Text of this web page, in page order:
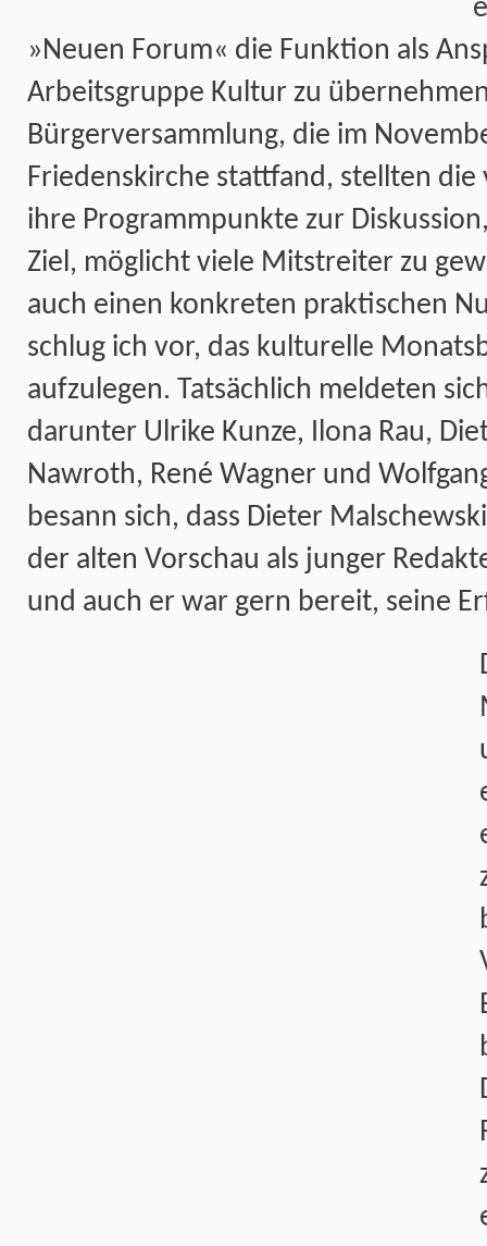
»Neuen Forum« die Funktion als
Arbeitsgruppe Kultur zu
Bürgerversammlung, die im
Friedenskirche stattfand, stellten
ihre Programmpunkte zur
Ziel, möglicht viele Mitstreiter zu
auch einen konkreten praktischen
schlug ich vor, das kulturelle
aufzulegen. Tatsächlich meldeten
darunter Ulrike Kunze, Ilona Rau,
Nawroth, René Wagner und
besann sich, dass Dieter
der alten Vorschau als junger
und auch er war gern bereit, seine